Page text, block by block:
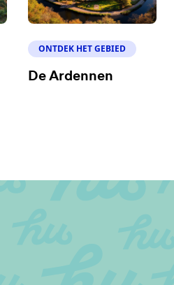
ONTDEK HET GEBIED
De Ardennen